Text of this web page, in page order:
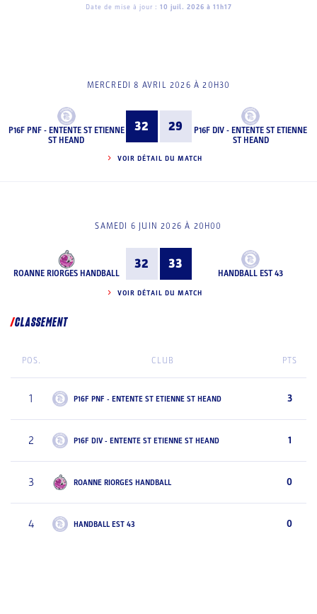
Date de mise à jour : 10 juil. 2026 à 11h17
MERCREDI 8 AVRIL 2026 À 20H30
P16F PNF - ENTENTE ST ETIENNE
ST HEAND
32 29
P16F DIV - ENTENTE ST ETIENNE
ST HEAND
VOIR DÉTAIL DU MATCH
SAMEDI 6 JUIN 2026 À 20H00
ROANNE RIORGES HANDBALL
32 33
HANDBALL EST 43
VOIR DÉTAIL DU MATCH
CLASSEMENT
POS. CLUB PTS
1 P16F PNF - ENTENTE ST ETIENNE ST HEAND 3
2 P16F DIV - ENTENTE ST ETIENNE ST HEAND 1
3 ROANNE RIORGES HANDBALL 0
4 HANDBALL EST 43 0